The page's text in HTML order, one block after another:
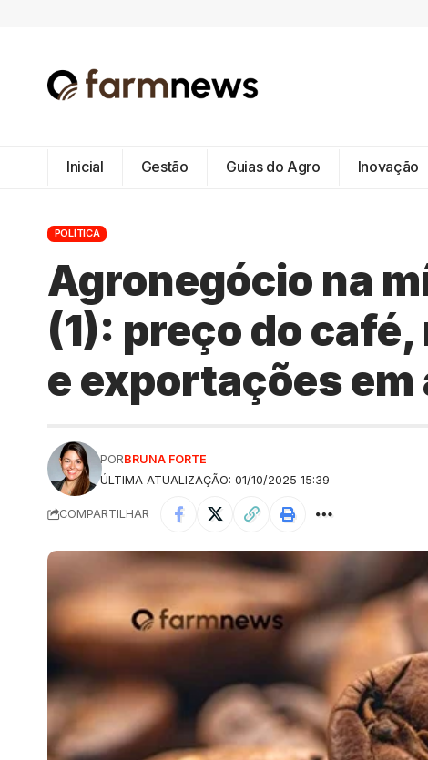
Inicial Gestão Guias do Agro Inovação
POLÍTICA
Agronegócio na
(1): preço do
e exportações em
ÚLTIMA ATUALIZAÇÃO: 01/10/2025 15:39
PORBRUNA FORTE
COMPARTILHAR